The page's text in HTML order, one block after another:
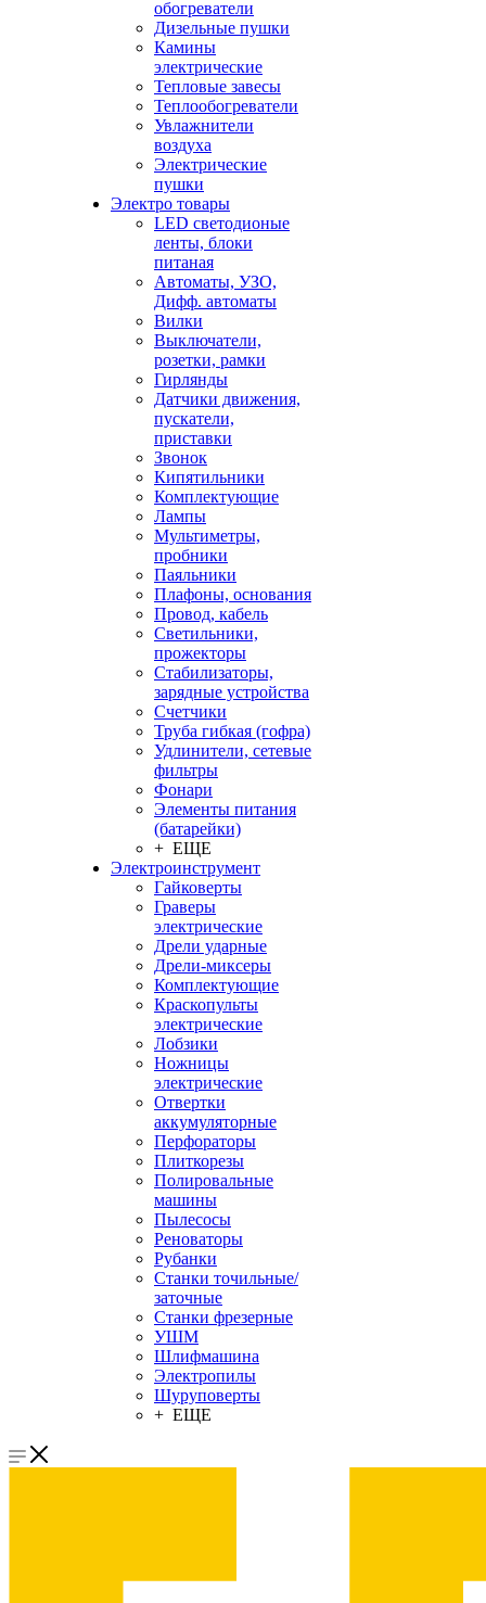
обогреватели
Дизельные пушки
Камины
электрические
Тепловые завесы
Теплообогреватели
Увлажнители
воздуха
Электрические
пушки
Электро товары
LED светодионые
ленты, блоки
питаная
Автоматы, УЗО,
Дифф. автоматы
Вилки
Выключатели,
розетки, рамки
Гирлянды
Датчики движения,
пускатели,
приставки
Звонок
Кипятильники
Комплектующие
Лампы
Мультиметры,
пробники
Паяльники
Плафоны, основания
Провод, кабель
Светильники,
прожекторы
Стабилизаторы,
зарядные устройства
Счетчики
Труба гибкая (гофра)
Удлинители, сетевые
фильтры
Фонари
Элементы питания
(батарейки)
+ ЕЩЕ
Электроинструмент
Гайковерты
Граверы
электрические
Дрели ударные
Дрели-миксеры
Комплектующие
Краскопульты
электрические
Лобзики
Ножницы
электрические
Отвертки
аккумуляторные
Перфораторы
Плиткорезы
Полировальные
машины
Пылесосы
Реноваторы
Рубанки
Станки точильные/
заточные
Станки фрезерные
УШМ
Шлифмашина
Электропилы
Шуруповерты
+ ЕЩЕ